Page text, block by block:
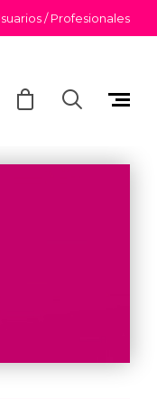
/ Profesionales